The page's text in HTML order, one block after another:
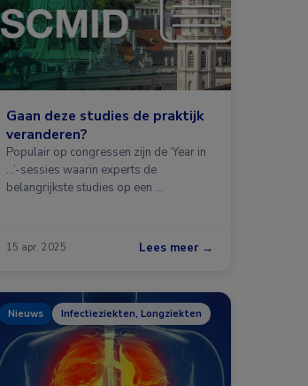
Gaan deze studies de praktijk
veranderen?
Populair op congressen zijn de ‘Year in
...’-sessies waarin experts de
belangrijkste studies op een …
15 apr. 2025 Lees meer →
Nieuws Infectieziekten, Longziekten